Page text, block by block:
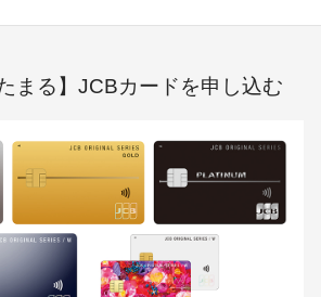
まる】JCBカードを申し込む